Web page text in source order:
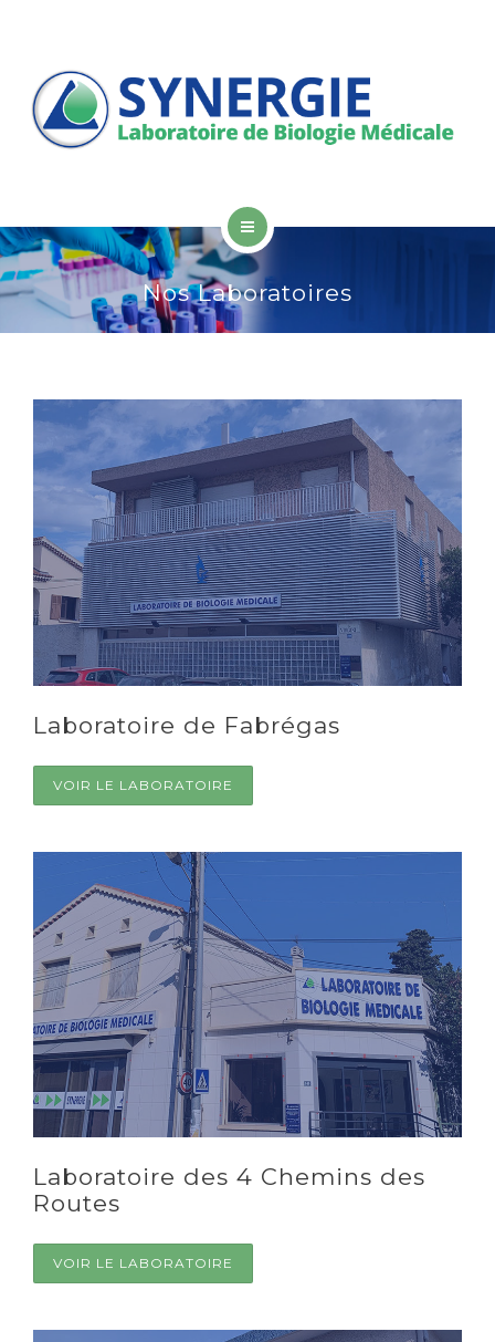
PROFESSIONNELS DE SANTÉ
LISTE DES EXAMENS
RÉSULTATS EN LIGNE
SYNERGIE
LABORATOIRES
PROFESSIONNELS DE SANTÉ
LISTE DES EXAMENS
CONTACT
RÉSULTATS EN LIGNE
Nos Laboratoires
Laboratoire de Fabrégas
VOIR LE LABORATOIRE
Laboratoire des 4 Chemins des
Routes
VOIR LE LABORATOIRE